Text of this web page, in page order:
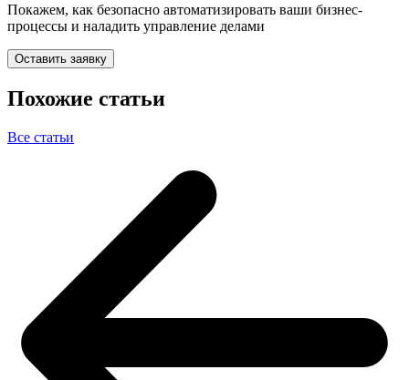
Покажем, как безопасно автоматизировать ваши бизнес-
процессы и наладить управление делами
Оставить заявку
Похожие статьи
Все статьи